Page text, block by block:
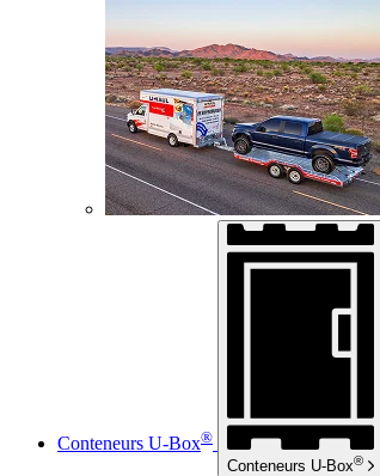
Conteneurs U-Box®
Conteneurs U-Box®